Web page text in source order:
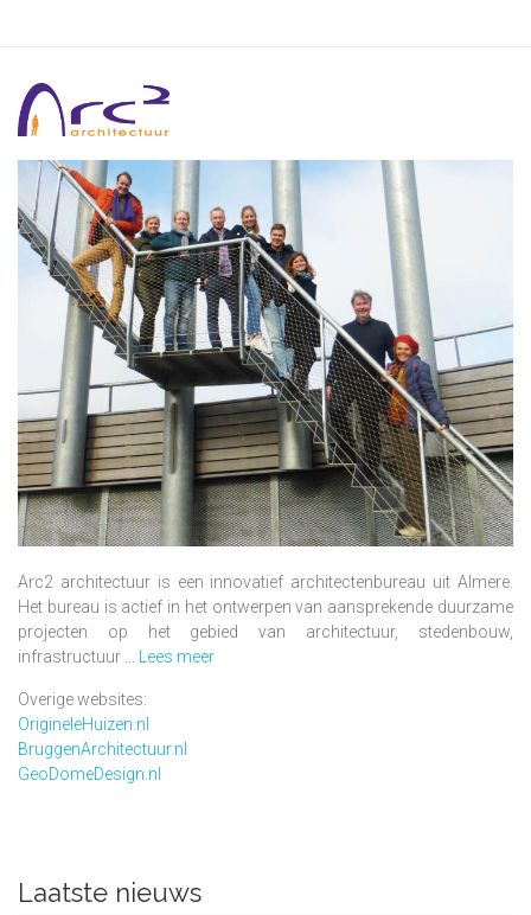
Arc2 architectuur is een innovatief architectenbureau uit Almere.
Het bureau is actief in het ontwerpen van aansprekende duurzame
projecten op het gebied van architectuur, stedenbouw,
infrastructuur ...
Lees meer
Overige websites:
OrigineleHuizen.nl
BruggenArchitectuur.nl
GeoDomeDesign.nl
Laatste nieuws